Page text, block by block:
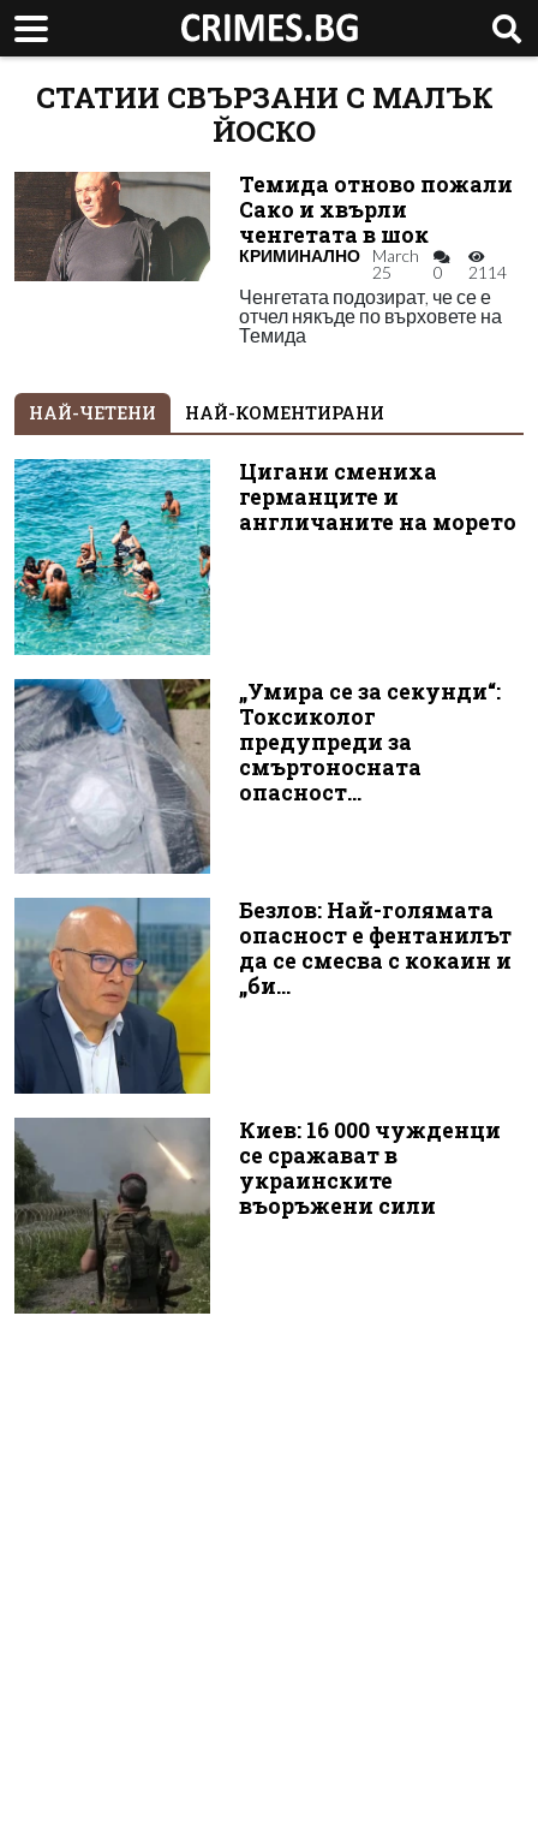
СТАТИИ СВЪРЗАНИ С МАЛЪК
ЙОСКО
Темида отново пожали
Сако и хвърли
ченгетата в шок
КРИМИНАЛНО
March
25
0 2114
Ченгетата подозират, че се е
отчел някъде по върховете на
Темида
НАЙ-ЧЕТЕНИ НАЙ-КОМЕНТИРАНИ
Цигани смениха
германците и
англичаните на морето
„Умира се за секунди“:
Токсиколог
предупреди за
смъртоносната
опасност...
Безлов: Най-голямата
опасност е фентанилът
да се смесва с кокаин и
„би...
Киев: 16 000 чужденци
се сражават в
украинските
въоръжени сили